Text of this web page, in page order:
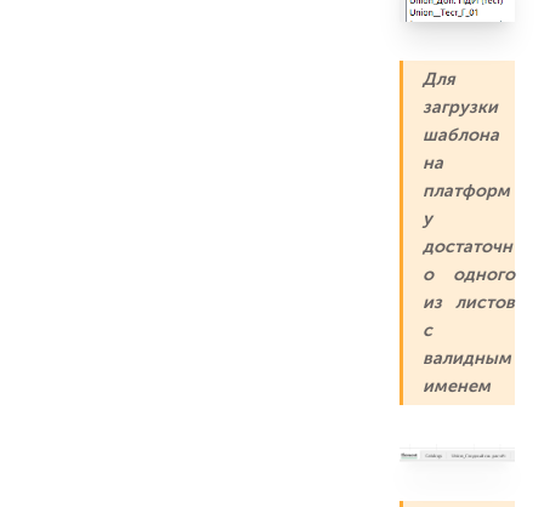
Для
загрузки
шаблона
на
платформ
у
достаточн
о одного
из листов
с
валидным
именем